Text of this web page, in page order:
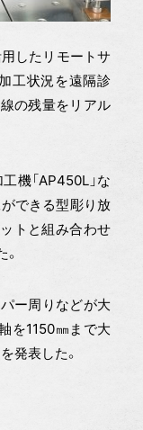
用したリモートサ
工状況を遠隔診
の残量をリアル
機「AP450L」な
できる型彫り放
ットと組み合わせ
ー周りなどが大
を1150㎜まで大
発表した。